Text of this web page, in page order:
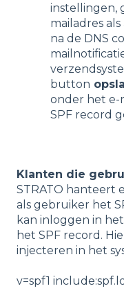
instellingen,
mailadres
na de DNS
button
onder het e-
SPF record
Klanten die
STRATO hanteert
als gebruiker het
kan inloggen in
het SPF record.
injecteren in het
v=spf1